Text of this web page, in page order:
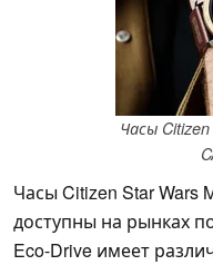
Часы
Часы Citizen Star Wars
доступны на рынках
Eco-Drive имеет